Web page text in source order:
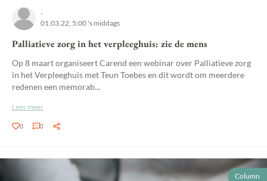
-
01.03.22, 5:00 's middags
Palliatieve zorg in het verpleeghuis: zie de mens
Op 8 maart organiseert Carend een webinar over Palliatieve zorg
in het Verpleeghuis met Teun Toebes en dit wordt om meerdere
redenen een memorab...
Lees meer
0 0
Column